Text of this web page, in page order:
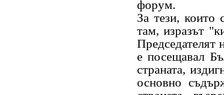
форум.
За тези, които
там, изразът
е посещавал
страната,
основно